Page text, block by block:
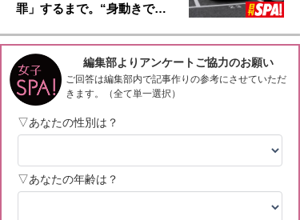
罪」するまで。“身動きで…